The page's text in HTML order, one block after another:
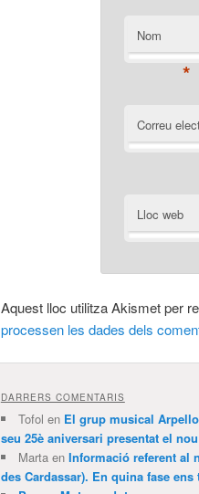
Nom
*
Correu
Lloc web
Aquest lloc utilitza Akismet per
processen les dades dels
DARRERS COMENTARIS
Tofol en El grup musical
seu 25è aniversari presentat el
Martaen Informació referent al
des Cardassar). En quina fase